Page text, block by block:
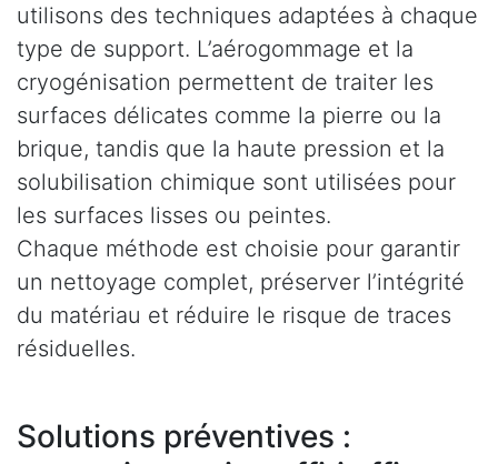
utilisons des techniques adaptées à chaque
type de support. L’aérogommage et la
cryogénisation permettent de traiter les
surfaces délicates comme la pierre ou la
brique, tandis que la haute pression et la
solubilisation chimique sont utilisées pour
les surfaces lisses ou peintes.
Chaque méthode est choisie pour garantir
un nettoyage complet, préserver l’intégrité
du matériau et réduire le risque de traces
résiduelles.
Solutions préventives :